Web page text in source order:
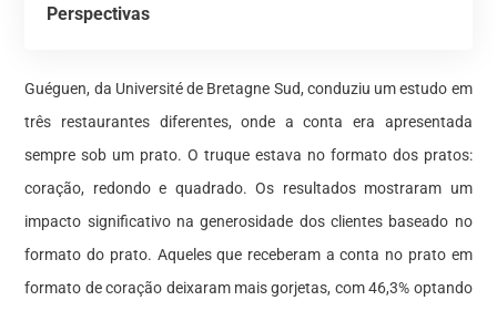
Perspectivas
Guéguen, da Université de Bretagne Sud, conduziu um estudo em
três restaurantes diferentes, onde a conta era apresentada
sempre sob um prato. O truque estava no formato dos pratos:
coração, redondo e quadrado. Os resultados mostraram um
impacto significativo na generosidade dos clientes baseado no
formato do prato. Aqueles que receberam a conta no prato em
formato de coração deixaram mais gorjetas, com 46,3% optando